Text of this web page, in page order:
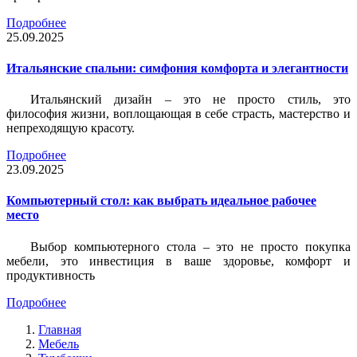
Подробнее
25.09.2025
Итальянские спальни: симфония комфорта и элегантности
Итальянский дизайн – это не просто стиль, это
философия жизни, воплощающая в себе страсть, мастерство и
непреходящую красоту.
Подробнее
23.09.2025
Компьютерный стол: как выбрать идеальное рабочее
место
Выбор компьютерного стола – это не просто покупка
мебели, это инвестиция в ваше здоровье, комфорт и
продуктивность
Подробнее
Главная
Мебель